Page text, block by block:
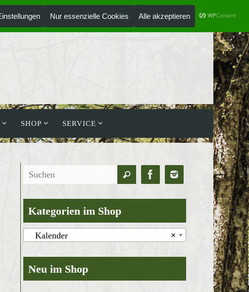
SHOP SERVICE
Suchen
nach:
Suchen
Kategorien im Shop
×
Kalender
Neu im Shop